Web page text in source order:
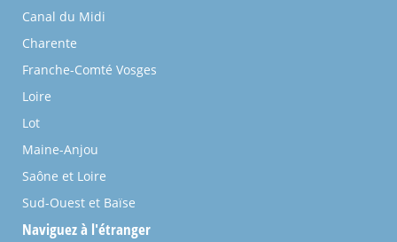
Canal du Midi
Charente
Franche-Comté Vosges
Loire
Lot
Maine-Anjou
Saône et Loire
Sud-Ouest et Baïse
Naviguez à l'étranger